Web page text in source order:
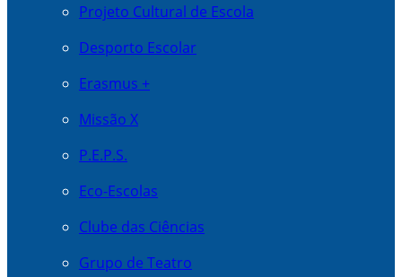
Projeto Cultural de Escola
Desporto Escolar
Erasmus +
Missão X
P.E.P.S.
Eco-Escolas
Clube das Ciências
Grupo de Teatro